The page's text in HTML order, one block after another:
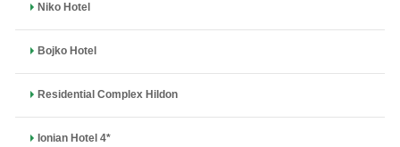
Niko Hotel
Bojko Hotel
Residential Complex Hildon
Ionian Hotel 4*